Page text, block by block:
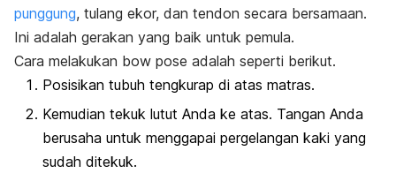
punggung, tulang ekor, dan tendon secara bersamaan.
Ini adalah gerakan yang baik untuk pemula.
Cara melakukan bow pose adalah seperti berikut.
Posisikan tubuh tengkurap di atas matras.
Kemudian tekuk lutut Anda ke atas. Tangan Anda
berusaha untuk menggapai pergelangan kaki yang
sudah ditekuk.